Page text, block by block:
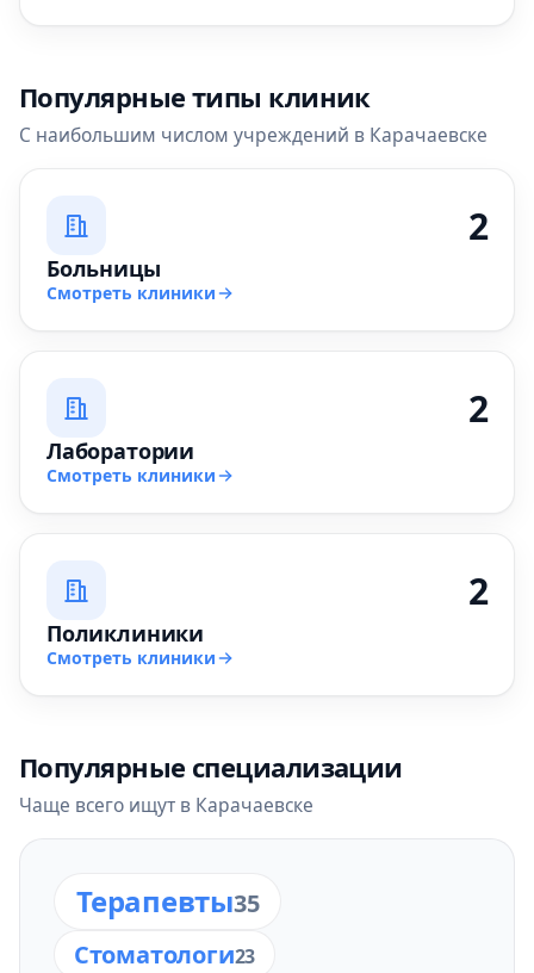
Популярные типы клиник
С наибольшим числом учреждений в Карачаевске
2
Больницы
Смотреть клиники
2
Лаборатории
Смотреть клиники
2
Поликлиники
Смотреть клиники
Популярные специализации
Чаще всего ищут в Карачаевске
Терапевты35
Стоматологи23